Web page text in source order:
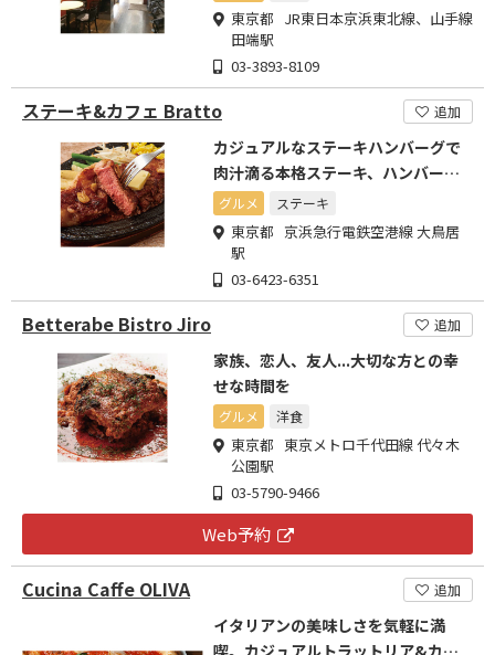
東京都 JR東日本京浜東北線、山手線
田端駅
03-3893-8109
ステーキ&カフェ Bratto 追加
カジュアルなステーキハンバーグで
肉汁滴る本格ステーキ、ハンバーグ
をお気軽に!
グルメ ステーキ
東京都 京浜急行電鉄空港線 大鳥居
駅
03-6423-6351
Betterabe Bistro Jiro 追加
家族、恋人、友人...大切な方との幸
せな時間を
グルメ 洋食
東京都 東京メトロ千代田線 代々木
公園駅
03-5790-9466
Web予約
Cucina Caffe OLIVA 追加
イタリアンの美味しさを気軽に満
喫。カジュアルトラットリア&カフ